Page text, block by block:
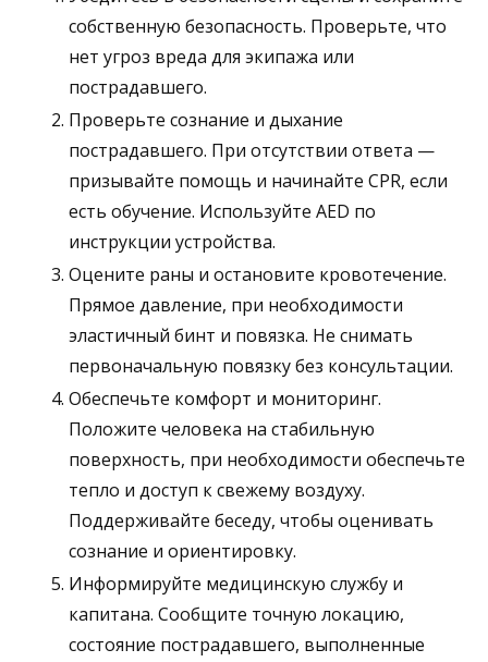
собственную безопасность. Проверьте, что
нет угроз вреда для экипажа или
пострадавшего.
Проверьте сознание и дыхание
пострадавшего. При отсутствии ответа —
призывайте помощь и начинайте CPR, если
есть обучение. Используйте AED по
инструкции устройства.
Оцените раны и остановите кровотечение.
Прямое давление, при необходимости
эластичный бинт и повязка. Не снимать
первоначальную повязку без консультации.
Обеспечьте комфорт и мониторинг.
Положите человека на стабильную
поверхность, при необходимости обеспечьте
тепло и доступ к свежему воздуху.
Поддерживайте беседу, чтобы оценивать
сознание и ориентировку.
Информируйте медицинскую службу и
капитана. Сообщите точную локацию,
состояние пострадавшего, выполненные